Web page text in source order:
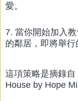
愛。
7. 當你開始加入
的鄰居，即將舉行
這項策略是摘錄
House by Hope